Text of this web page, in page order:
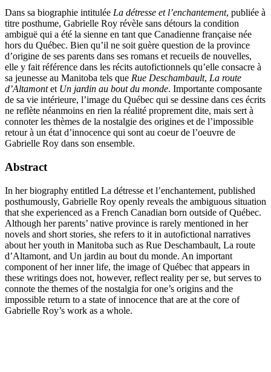
Dans sa biographie intitulée La détresse et l’enchantement, publiée à
titre posthume, Gabrielle Roy révèle sans détours la condition
ambiguë qui a été la sienne en tant que Canadienne française née
hors du Québec. Bien qu’il ne soit guère question de la province
d’origine de ses parents dans ses romans et recueils de nouvelles,
elle y fait référence dans les récits autofictionnels qu’elle consacre à
sa jeunesse au Manitoba tels que Rue Deschambault, La route
d’Altamontet Un jardin au bout du monde. Importante composante
de sa vie intérieure, l’image du Québec qui se dessine dans ces écrits
ne reflète néanmoins en rien la réalité proprement dite, mais sert à
connoter les thèmes de la nostalgie des origines et de l’impossible
retour à un état d’innocence qui sont au coeur de l’oeuvre de
Gabrielle Roy dans son ensemble.
Abstract
In her biography entitled La détresse et l’enchantement, published
posthumously, Gabrielle Roy openly reveals the ambiguous situation
that she experienced as a French Canadian born outside of Québec.
Although her parents’ native province is rarely mentioned in her
novels and short stories, she refers to it in autofictional narratives
about her youth in Manitoba such as Rue Deschambault, La route
d’Altamont, and Un jardin au bout du monde. An important
component of her inner life, the image of Québec that appears in
these writings does not, however, reflect reality per se, but serves to
connote the themes of the nostalgia for one’s origins and the
impossible return to a state of innocence that are at the core of
Gabrielle Roy’s work as a whole.